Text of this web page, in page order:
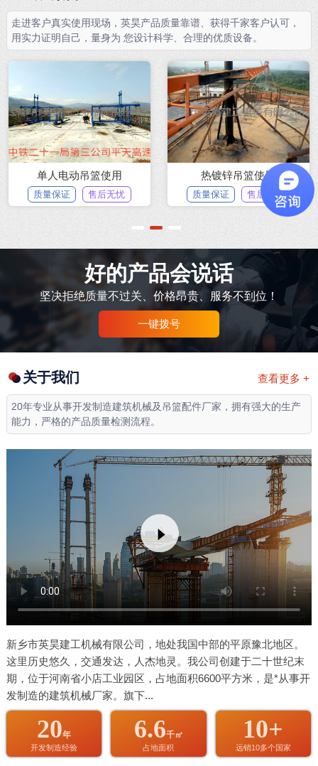
走进客户真实使用现场，英昊产品质量靠谱、获得千家客户认可，
用实力证明自己，量身为 您设计科学、合理的优质设备。
单人电动吊篮使用
质量保证 售后无忧
热镀锌吊篮使用
质量保证 售后无忧
1 2 3
好的产品会说话
坚决拒绝质量不过关、价格昂贵、服务不到位！
一键拨号
查看更多 +
关于我们
20年专业从事开发制造建筑机械及吊篮配件厂家，拥有强大的生产
能力，严格的产品质量检测流程。
新乡市英昊建工机械有限公司，地处我国中部的平原豫北地区。
这里历史悠久，交通发达，人杰地灵。我公司创建于二十世纪末
期，位于河南省小店工业园区，占地面积6600平方米，是*从事开
发制造的建筑机械厂家。旗下...
20年
开发制造经验
6.6千㎡
占地面积
10+
远销10多个国家